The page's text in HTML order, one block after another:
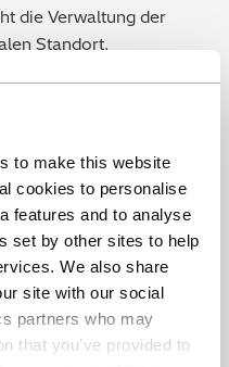
to make this website
cookies to personalise
features and to analyse
set by other sites to help
We also share
site with our social
partners who may
that you’ve provided to
die Verwaltung der
Standort.
Robotern erledigt
und zur Industrie
weiter zu – eine
müssen. Unsere
mit unseren
in der neuen Ära der